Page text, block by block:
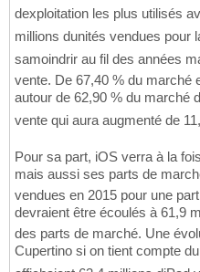
dexploitation les plus utilisés
millions dunités vendues pour
samoindrir au fil des années
vente. De 67,40 % du marché
autour de 62,90 % du marché
vente qui aura augmenté de
Pour sa part, iOS verra à la
mais aussi ses parts de
vendues en 2015 pour une
devraient être écoulés à 61,9
des parts de marché. Une
Cupertino si on tient compte